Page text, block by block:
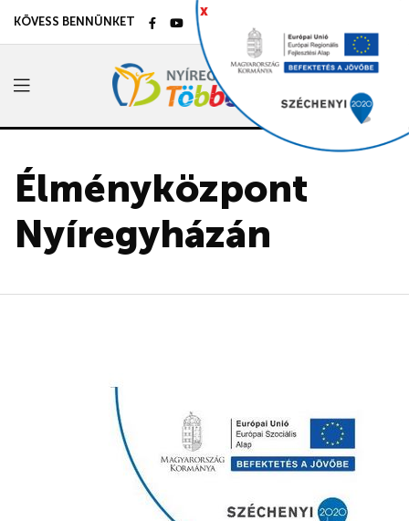
KÖVESS BENNÜNKET
x
Élményközpont
Nyíregyházán